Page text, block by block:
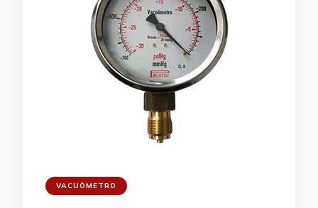
VACUÔMETRO